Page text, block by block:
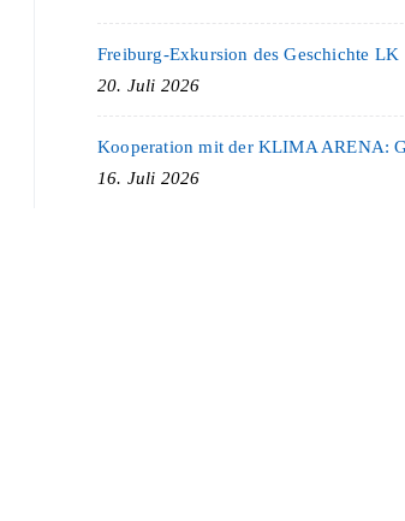
Freiburg-Exkursion des Geschichte LK
20. Juli 2026
16. Juli 2026